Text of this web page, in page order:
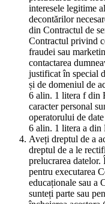
interesele legitime
decontărilor
din Contractul de
Contractul privind
fraudei sau
contactarea
justificat în special
și de domeniul de
6 alin. 1 litera f din
caracter personal
operatorului de
6 alin. 1 litera a din
Aveți dreptul de a
dreptul de a le
prelucrarea datelor.
pentru executarea
educaționale sau a
sunteți parte sau